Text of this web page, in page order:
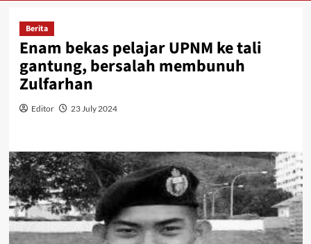
Berita
Enam bekas pelajar UPNM ke tali
gantung, bersalah membunuh
Zulfarhan
Editor 23 July 2024